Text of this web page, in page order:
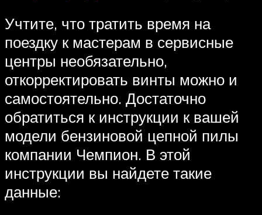
Учтите, что тратить время на
поездку к мастерам в сервисные
центры необязательно,
откорректировать винты можно и
самостоятельно. Достаточно
обратиться к инструкции к вашей
модели бензиновой цепной пилы
компании Чемпион. В этой
инструкции вы найдете такие
данные: